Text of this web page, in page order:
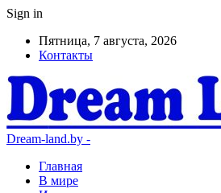
Sign in
Пятница, 7 августа, 2026
Контакты
Dream-land.by -
Главная
В мире